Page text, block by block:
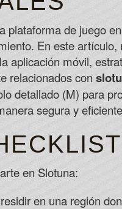
are further protected
Review And Free
plataforma de juego
En este
aplicación móvil,
relacionados con
detallado (M) para
segura y
en Slotuna:
en una región